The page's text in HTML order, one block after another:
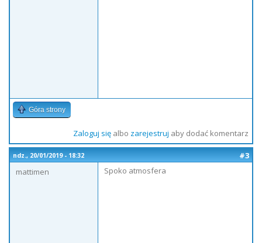
Góra strony
Zaloguj sięalbo zarejestruj aby dodać komentarz
ndz., 20/01/2019 - 18:32
#3
mattimen
Spoko atmosfera